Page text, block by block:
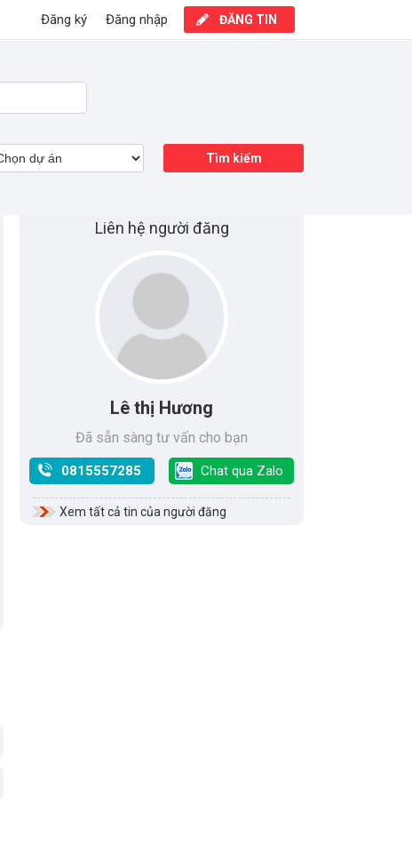
Liên hệ người đăng
Lê thị Hương
Đã sẵn sàng tư vấn cho bạn
0815557285 Chat qua Zalo
Xem tất cả tin của người đăng
Tìm kiếm
ĐĂNG TIN
Đăng nhập
Đăng ký